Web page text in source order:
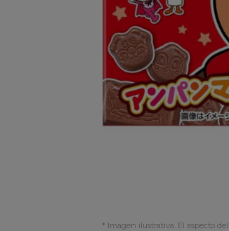
* Imagen ilustrativa. El aspecto